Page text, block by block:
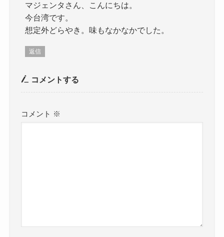
マジェンタさん、こんにちは。
今台湾です。
想定外どらやき。味もなかなかでした。
返信
コメントする
コメント ※